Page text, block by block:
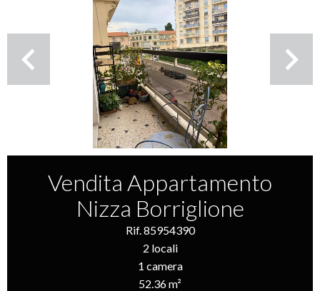
Vendita Appartamento
Nizza Borriglione
Rif. 85954390
2 locali
1 camera
52.36 m²